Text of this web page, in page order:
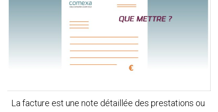
La facture est une note détaillée des prestations ou